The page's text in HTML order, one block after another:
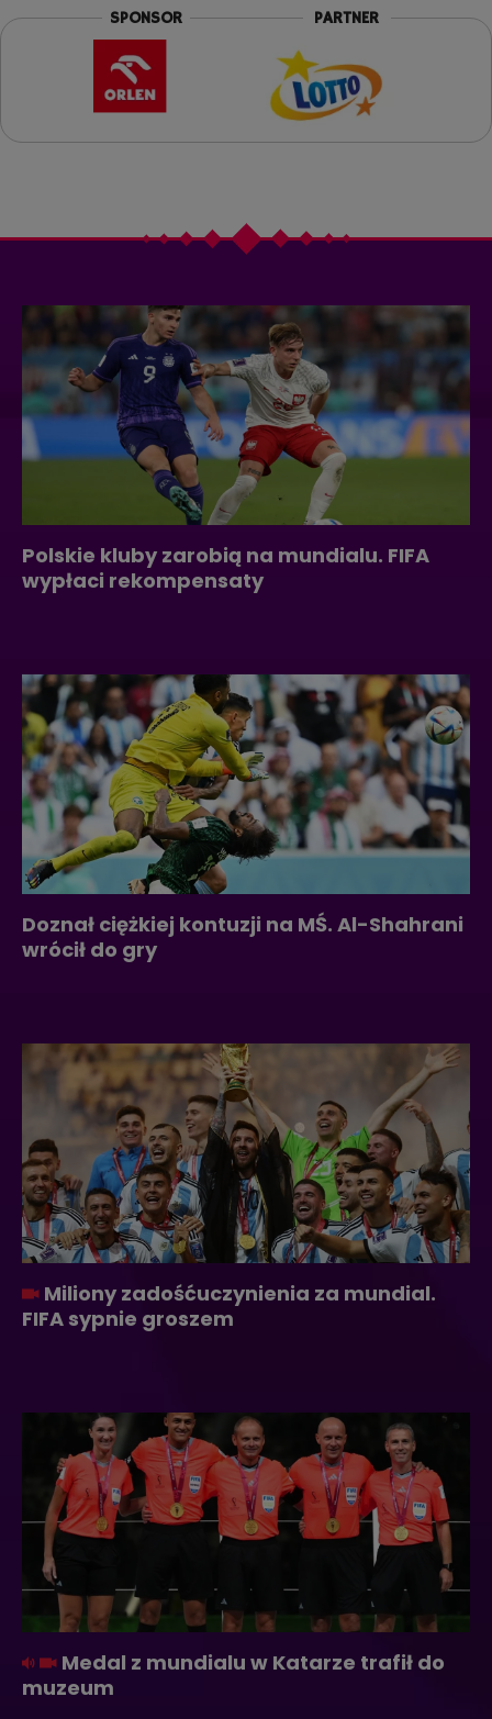
SPONSOR PARTNER
Polskie kluby zarobią na mundialu. FIFA
wypłaci rekompensaty
Doznał ciężkiej kontuzji na MŚ. Al-Shahrani
wrócił do gry
Miliony zadośćuczynienia za mundial.
FIFA sypnie groszem
Medal z mundialu w Katarze trafił do
muzeum